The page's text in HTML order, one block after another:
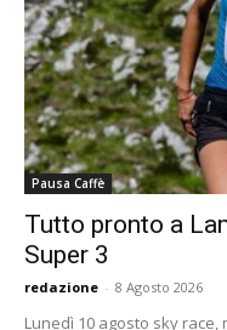
Pausa Caffè
Tutto pronto a
Super 3
redazione - 8 Agosto 2026
Lunedì 10 agosto sky